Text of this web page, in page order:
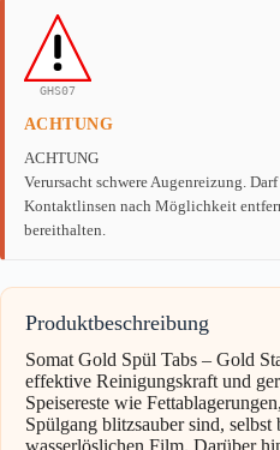
GHS07
ACHTUNG
ACHTUNG
Verursacht schwere Augenreizung.
Kontaktlinsen nach Möglichkeit
bereithalten.
Produktbeschreibung
Somat Gold Spül Tabs – Gold
effektive Reinigungskraft und
Speisereste wie
Spülgang blitzsauber sind,
wasserlöslichen Film. Darüber